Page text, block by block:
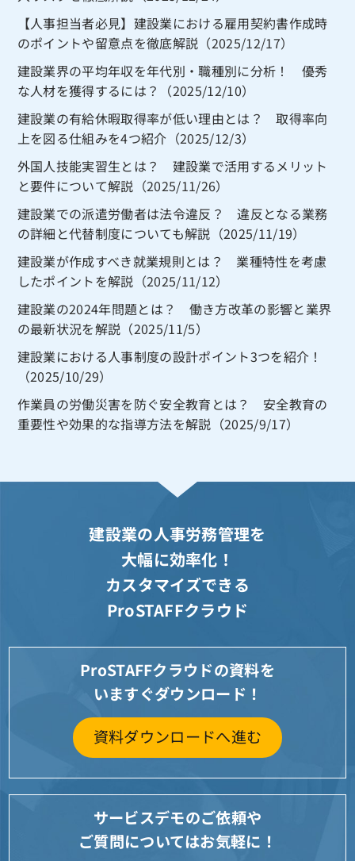
【人事担当者必見】建設業における雇用契約書作成時
のポイントや留意点を徹底解説（2025/12/17）
建設業界の平均年収を年代別・職種別に分析！ 優秀
な人材を獲得するには？（2025/12/10）
建設業の有給休暇取得率が低い理由とは？ 取得率向
上を図る仕組みを4つ紹介（2025/12/3）
外国人技能実習生とは？ 建設業で活用するメリット
と要件について解説（2025/11/26）
建設業での派遣労働者は法令違反？ 違反となる業務
の詳細と代替制度についても解説（2025/11/19）
建設業が作成すべき就業規則とは？ 業種特性を考慮
したポイントを解説（2025/11/12）
建設業の2024年問題とは？ 働き方改革の影響と業界
の最新状況を解説（2025/11/5）
建設業における人事制度の設計ポイント3つを紹介！
（2025/10/29）
作業員の労働災害を防ぐ安全教育とは？ 安全教育の
重要性や効果的な指導方法を解説（2025/9/17）
建設業の人事労務管理を
大幅に効率化！
カスタマイズできる
ProSTAFFクラウド
ProSTAFFクラウドの資料を
いますぐダウンロード！
資料ダウンロードへ進む
サービスデモのご依頼や
ご質問についてはお気軽に！